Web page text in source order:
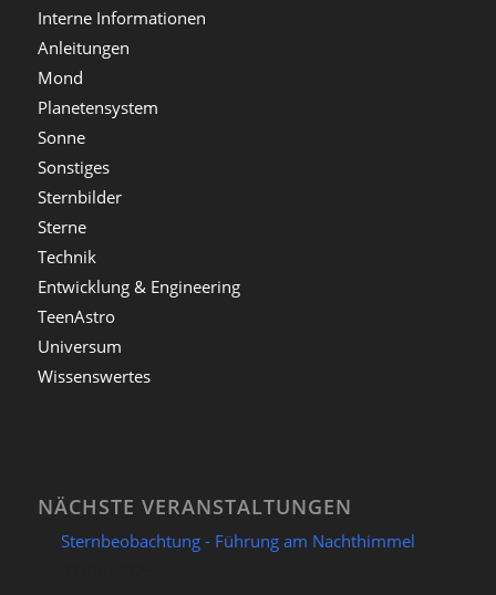
Interne Informationen
Anleitungen
Mond
Planetensystem
Sonne
Sonstiges
Sternbilder
Sterne
Technik
Entwicklung & Engineering
TeenAstro
Universum
Wissenswertes
NÄCHSTE VERANSTALTUNGEN
Sternbeobachtung - Führung am Nachthimmel